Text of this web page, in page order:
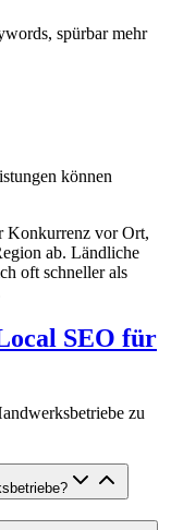
spürbar mehr
können
Konkurrenz vor Ort,
ab. Ländliche
oft schneller als
SEO für
zu